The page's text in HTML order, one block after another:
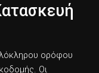
ορόφου
Οι